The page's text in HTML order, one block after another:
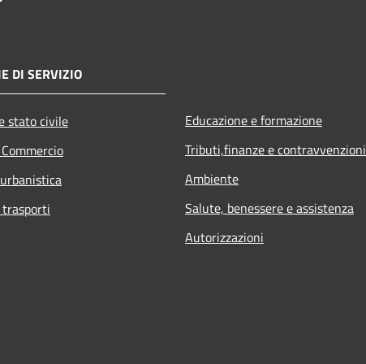
DI SERVIZIO
stato civile
Educazione e formazione
Tributi,finanze e contravvenzioni
Ambiente
Salute, benessere e assistenza
Autorizzazioni